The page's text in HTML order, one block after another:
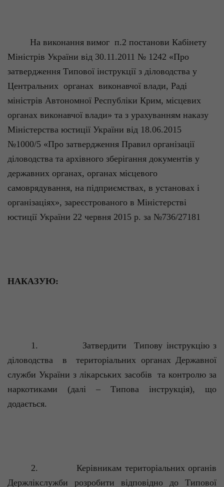
На виконання вимог п.2 постанови Кабінету
Міністрів України від 30.11.2011 № 1242 «Про
затвердження Типової інструкції з діловодства у
Центральних органах виконавчої влади, Раді
міністрів Автономної Республіки Крим, місцевих
органах виконавчої влади» та з урахуванням наказу
Міністерства юстиції України від 18.06.2015
№1000/5 «Про затвердження Правил організації
діловодства та архівного зберігання документів у
державних органах, органах місцевого
самоврядування, на підприємствах, в установах і
організаціях», зареєстрованого в Міністерстві
юстиції України 22 червня 2015 р. за №736/27181
НАКАЗУЮ:
1. Затвердити
Типову інструкцію з
діловодства
в
територіальних органах Державної
служби України з лікарських засобів
та контролю за
наркотиками (далі – Типова інструкція), що
додається.
2.
Керівникам територіальних органів
Держлікслужби розробити відповідно до Типової